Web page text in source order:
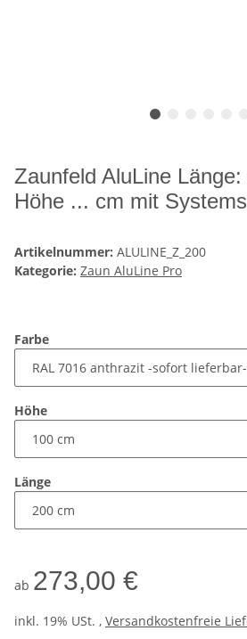
Zaunfeld AluLine
Höhe ... cm mit
Artikelnummer: ALULINE_Z_200
Kategorie: Zaun AluLine Pro
Farbe
Höhe
Länge
ab 273,00 €
inkl. 19% USt. , Versandkostenfreie